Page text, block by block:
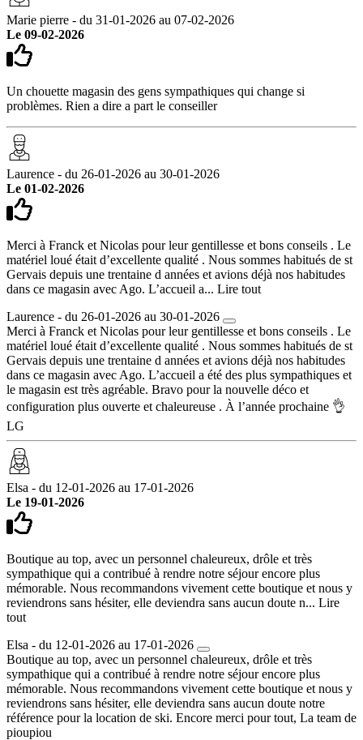
Marie pierre - du 31-01-2026 au 07-02-2026
Le 09-02-2026
Un chouette magasin des gens sympathiques qui change si
problèmes. Rien a dire a part le conseiller
Laurence - du 26-01-2026 au 30-01-2026
Le 01-02-2026
Merci à Franck et Nicolas pour leur gentillesse et bons conseils . Le
matériel loué était d’excellente qualité . Nous sommes habitués de st
Gervais depuis une trentaine d années et avions déjà nos habitudes
dans ce magasin avec Ago. L’accueil a... Lire tout
Laurence - du 26-01-2026 au 30-01-2026
Merci à Franck et Nicolas pour leur gentillesse et bons conseils . Le
matériel loué était d’excellente qualité . Nous sommes habitués de st
Gervais depuis une trentaine d années et avions déjà nos habitudes
dans ce magasin avec Ago. L’accueil a été des plus sympathiques et
le magasin est très agréable. Bravo pour la nouvelle déco et
configuration plus ouverte et chaleureuse . À l’année prochaine 👌
LG
Elsa - du 12-01-2026 au 17-01-2026
Le 19-01-2026
Boutique au top, avec un personnel chaleureux, drôle et très
sympathique qui a contribué à rendre notre séjour encore plus
mémorable. Nous recommandons vivement cette boutique et nous y
reviendrons sans hésiter, elle deviendra sans aucun doute n... Lire
tout
Elsa - du 12-01-2026 au 17-01-2026
Boutique au top, avec un personnel chaleureux, drôle et très
sympathique qui a contribué à rendre notre séjour encore plus
mémorable. Nous recommandons vivement cette boutique et nous y
reviendrons sans hésiter, elle deviendra sans aucun doute notre
référence pour la location de ski. Encore merci pour tout, La team de
pioupiou